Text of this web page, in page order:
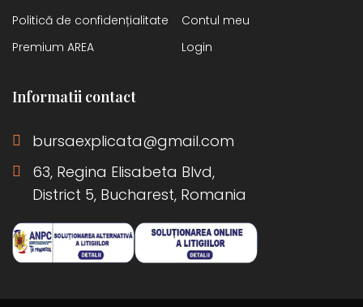
Politică de confidențialitate
Contul meu
Premium AREA
Login
Informatii contact
bursaexplicata@gmail.com
63, Regina Elisabeta Blvd,
District 5, Bucharest, Romania